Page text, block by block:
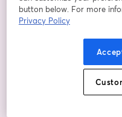
Les solutions :
- Accéder aux vies
participer au plan
- Agir pour réduire
les blessures d’âmes
- Apprendre à
button below. For more
Privacy Policy